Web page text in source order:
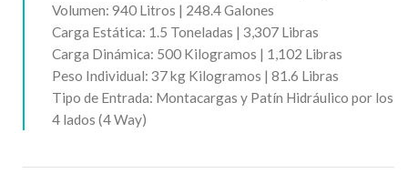
Volumen: 940 Litros | 248.4 Galones
Carga Estática: 1.5 Toneladas | 3,307 Libras
Carga Dinámica: 500 Kilogramos | 1,102 Libras
Peso Individual: 37 kg Kilogramos | 81.6 Libras
Tipo de Entrada: Montacargas y Patín Hidráulico por los
4 lados (4 Way)